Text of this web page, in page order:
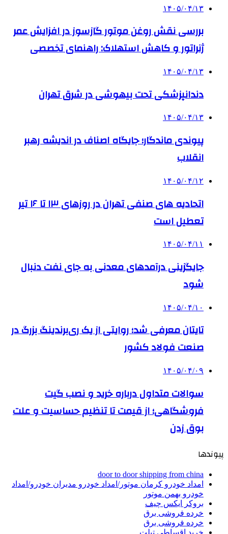
۱۴۰۵/۰۴/۱۳
بررسی نقش روغن موتور گازسوز در افزایش عمر
ژنراتور و کاهش استهلاک: راهنمای تخصصی
۱۴۰۵/۰۴/۱۳
دندانپزشکی تحت بیهوشی در شرق تهران
۱۴۰۵/۰۴/۱۳
پیوندی ماندگار؛ جایگاه اصناف در اندیشه رهبر
انقلاب
۱۴۰۵/۰۴/۱۲
اتحادیه های صنفی تهران در روزهای ۱۳ تا ۱۶ تیر
تعطیل است
۱۴۰۵/۰۴/۱۱
جایگزینی درآمدهای معدنی به جای نفت دنبال
شود
۱۴۰۵/۰۴/۱۰
تایتان معرفی شد؛ روایتی از یک ری‌برندینگ بزرگ در
صنعت فولاد کشور
۱۴۰۵/۰۴/۰۹
سوالات متداول درباره خرید و نصب گیت
فروشگاهی؛ از قیمت تا تنظیم حساسیت و علت
بوق زدن
پیوندها
door to door shipping from china
امداد خودرو کرمان موتور/امداد خودرو مدیران خودرو/امداد
خودرو بهمن موتور
بروکر ایکس چیف
خرده فروشی برق
خرده فروشی برق
خرید اقساطی تبلت